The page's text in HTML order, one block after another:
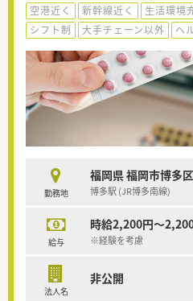
空港近く
新幹線近く 生活環境
シフト制
大手チェーン以外 ヘ
勤務地
福岡県 福岡市博多区
博多駅 (JR博多南線)
給与
時給2,200円～
※経験を考慮
法人名
非公開